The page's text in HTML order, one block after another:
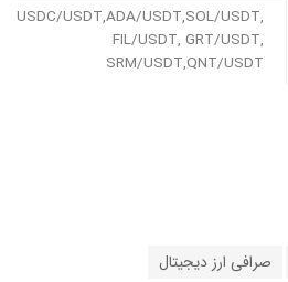
USDC/USDT,ADA/USDT,SOL/USDT,
FIL/USDT, GRT/USDT,
SRM/USDT,QNT/USDT
صرافی ارز دیجیتال